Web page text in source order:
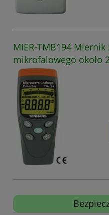
MIER-TMB194
mikrofalowego około